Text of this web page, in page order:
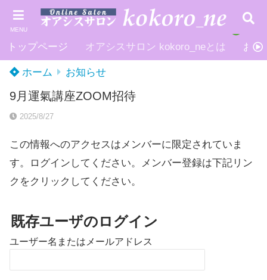
MENU
トップページ オアシスサロン kokoro_neとは お申
ホーム お知らせ
9月運氣講座ZOOM招待
2025/8/27
この情報へのアクセスはメンバーに限定されていま
す。ログインしてください。メンバー登録は下記リン
クをクリックしてください。
既存ユーザのログイン
ユーザー名またはメールアドレス